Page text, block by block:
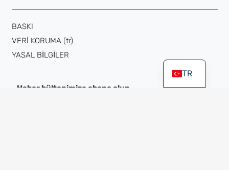
BASKI
VERİ KORUMA (tr)
YASAL BİLGİLER
Haber bültenimize abone olun
TR